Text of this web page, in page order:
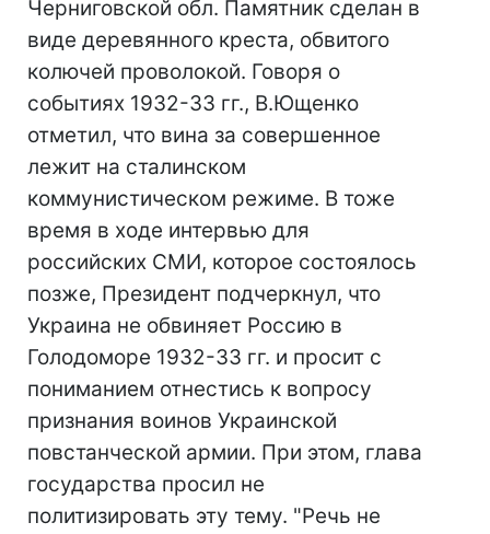
Черниговской обл. Памятник сделан в
виде деревянного креста, обвитого
колючей проволокой. Говоря о
событиях 1932-33 гг., В.Ющенко
отметил, что вина за совершенное
лежит на сталинском
коммунистическом режиме. В тоже
время в ходе интервью для
российских СМИ, которое состоялось
позже, Президент подчеркнул, что
Украина не обвиняет Россию в
Голодоморе 1932-33 гг. и просит с
пониманием отнестись к вопросу
признания воинов Украинской
повстанческой армии. При этом, глава
государства просил не
политизировать эту тему. "Речь не